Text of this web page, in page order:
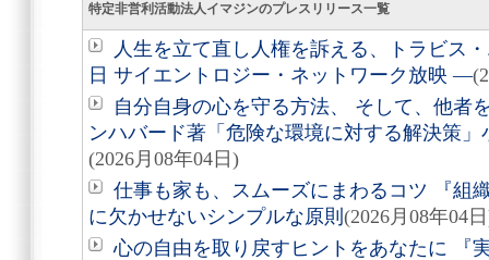
特定非営利活動法人イマジンのプレスリリース一覧
人生を立て直し人権を訴える、トラビス
日 サイエントロジー・ネットワーク放映 ―
自分自身の心を守る方法、 そして、他者
ンハバード著「危険な環境に対する解決策
(2026月08年04日)
仕事も家も、スムーズにまわるコツ 『
に欠かせないシンプルな原則 (2026月08年04
心の自由を取り戻すヒントをあなたに 『